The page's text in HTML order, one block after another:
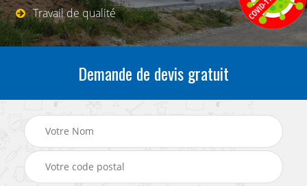
Travail de qualité
Demande de devis gratuit